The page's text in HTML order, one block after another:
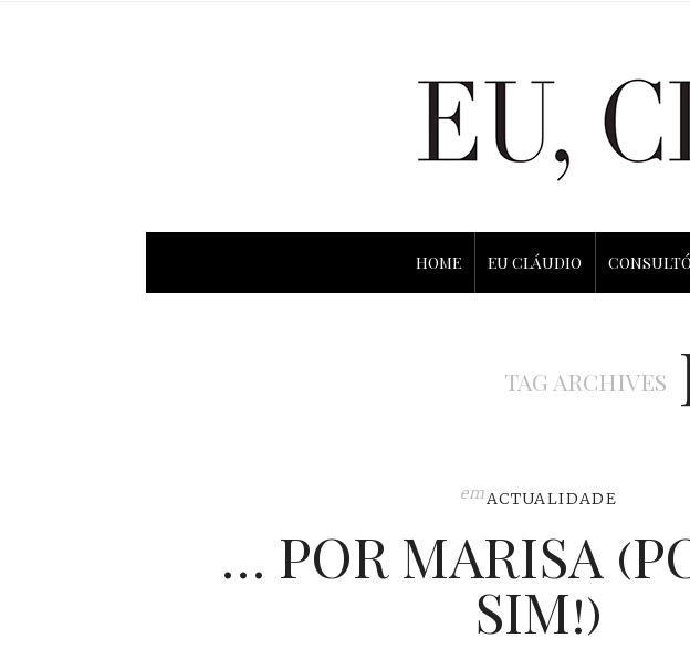
HOME EU CLÁUDIO
TAG ARCHIVES
emACTUALIDADE
… POR MARISA
SIM!)